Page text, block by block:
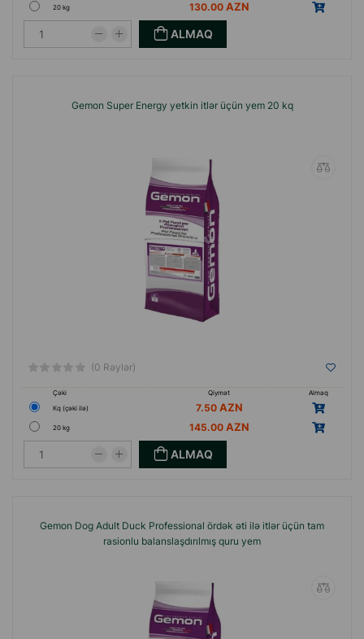
20 kg 130.00
ALMAQ
Gemon Super Energy yetkin itlər üçün yem 20 kq
(0 Rəylər)
Çəki Qiymət
Almaq
Кq (çəki ilə)
7.50
20 kg 145.00
ALMAQ
Gemon Dog Adult Duck Professional ördək əti ilə itlər üçün tam
rasionlu balanslaşdırılmış quru yem